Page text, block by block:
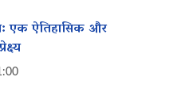
एक ऐतिहासिक और